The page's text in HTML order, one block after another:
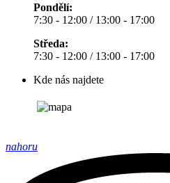
Pondělí:
7:30 - 12:00 / 13:00 - 17:00
Středa:
7:30 - 12:00 / 13:00 - 17:00
Kde nás najdete
nahoru